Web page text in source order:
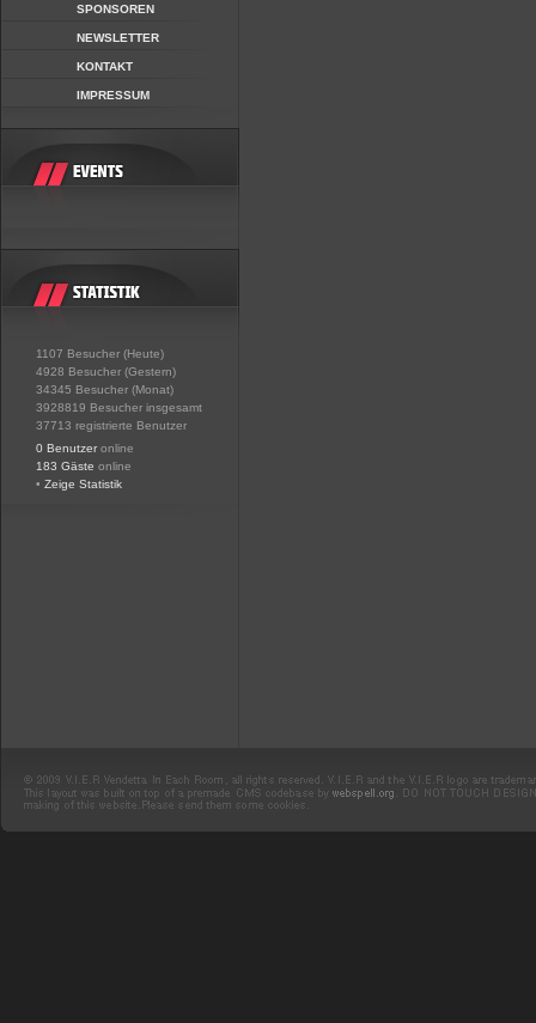
SPONSOREN
NEWSLETTER
KONTAKT
IMPRESSUM
1107 Besucher (Heute)
4928 Besucher (Gestern)
34345 Besucher (Monat)
3928819 Besucher insgesamt
37713 registrierte Benutzer
0 Benutzer online
183 Gäste online
• Zeige Statistik